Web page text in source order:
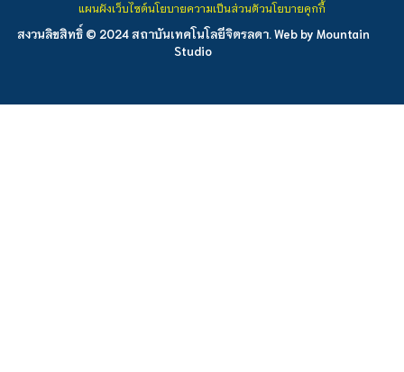
สงวนลิขสิทธิ์ © 2024 สถาบันเทคโนโลยีจิตรลดา. Web by Mountain
Studio
แผนผังเว็บไซต์นโยบายความเป็นส่วนตัวนโยบายคุกกี้